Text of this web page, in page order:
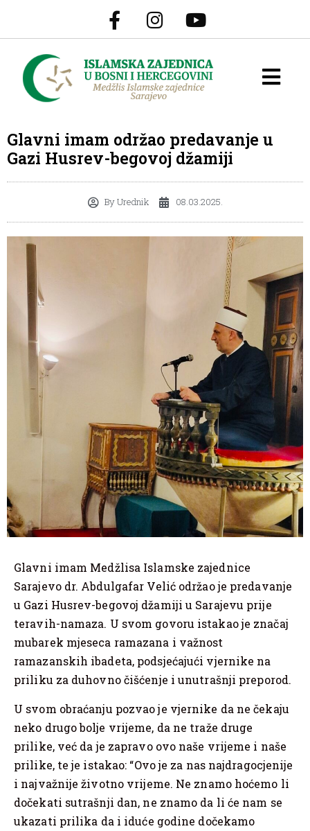
Glavni imam održao predavanje u
Gazi Husrev-begovoj džamiji
ByUrednik 08.03.2025.
Glavni imam Medžlisa Islamske zajednice
Sarajevo dr. Abdulgafar Velić održao je predavanje
u Gazi Husrev-begovoj džamiji u Sarajevu prije
teravih-namaza. U svom govoru istakao je značaj
mubarek mjeseca ramazana i važnost
ramazanskih ibadeta, podsjećajući vjernike na
priliku za duhovno čišćenje i unutrašnji preporod.
U svom obraćanju pozvao je vjernike da ne čekaju
neko drugo bolje vrijeme, da ne traže druge
prilike, već da je zapravo ovo naše vrijeme i naše
prilike, te je istakao: “Ovo je za nas najdragocjenije
i najvažnije životno vrijeme. Ne znamo hoćemo li
dočekati sutrašnji dan, ne znamo da li će nam se
ukazati prilika da i iduće godine dočekamo